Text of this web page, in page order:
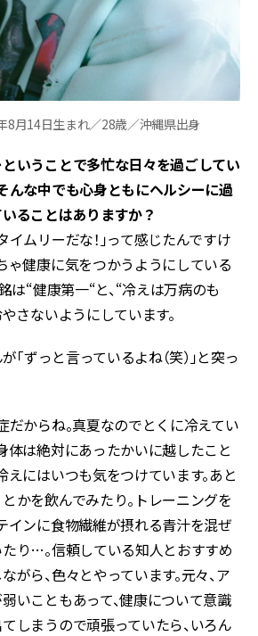
8月14日生まれ／28歳／沖縄県出身
いうことで多忙な日々を過ごしてい
んな中でも心身ともにヘルシーに過
ることはありますか？
イムリーだな！」って感じたんですけ
ゃ健康に気をつかうようにしている
は“健康第一“と、“冷えは万病のも
さないようにしています。
「ずっと言っているよね（笑）」と突っ
だからね。真夏なのでとくに冷えてい
体は絶対にあったかいに越したこと
えにはいつも気をつけています。あと
かを飲んでみたり。トレーニングを
インに食物繊維が摂れる青汁を混ぜ
り…。信頼している知人とおすすめ
がら、色々とやっています。元々、ア
いこともあって、健康について意識
しまうので頑張っていたら、いろん